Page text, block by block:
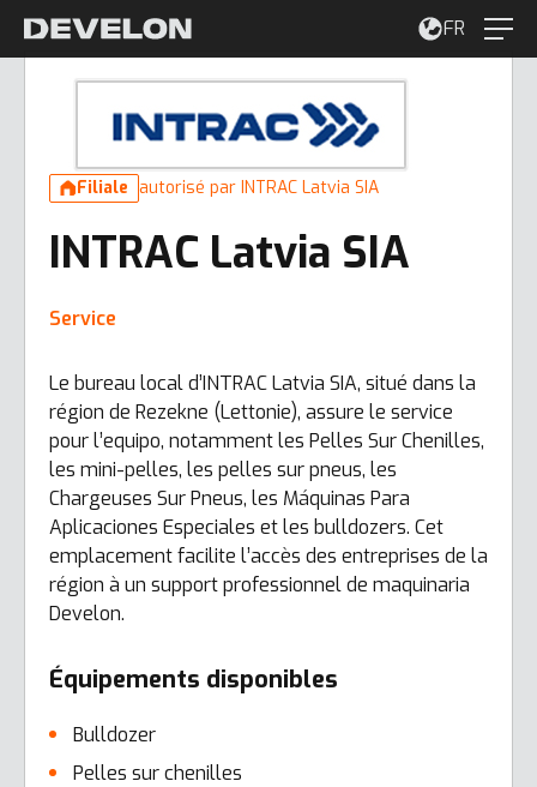
FR
Filiale autorisé par INTRAC Latvia SIA
INTRAC Latvia SIA
Service
Le bureau local d’INTRAC Latvia SIA, situé dans la
région de Rezekne (Lettonie), assure le service
pour l’equipo, notamment les Pelles Sur Chenilles,
les mini-pelles, les pelles sur pneus, les
Chargeuses Sur Pneus, les Máquinas Para
Aplicaciones Especiales et les bulldozers. Cet
emplacement facilite l’accès des entreprises de la
région à un support professionnel de maquinaria
Develon.
Équipements disponibles
Bulldozer
Pelles sur chenilles